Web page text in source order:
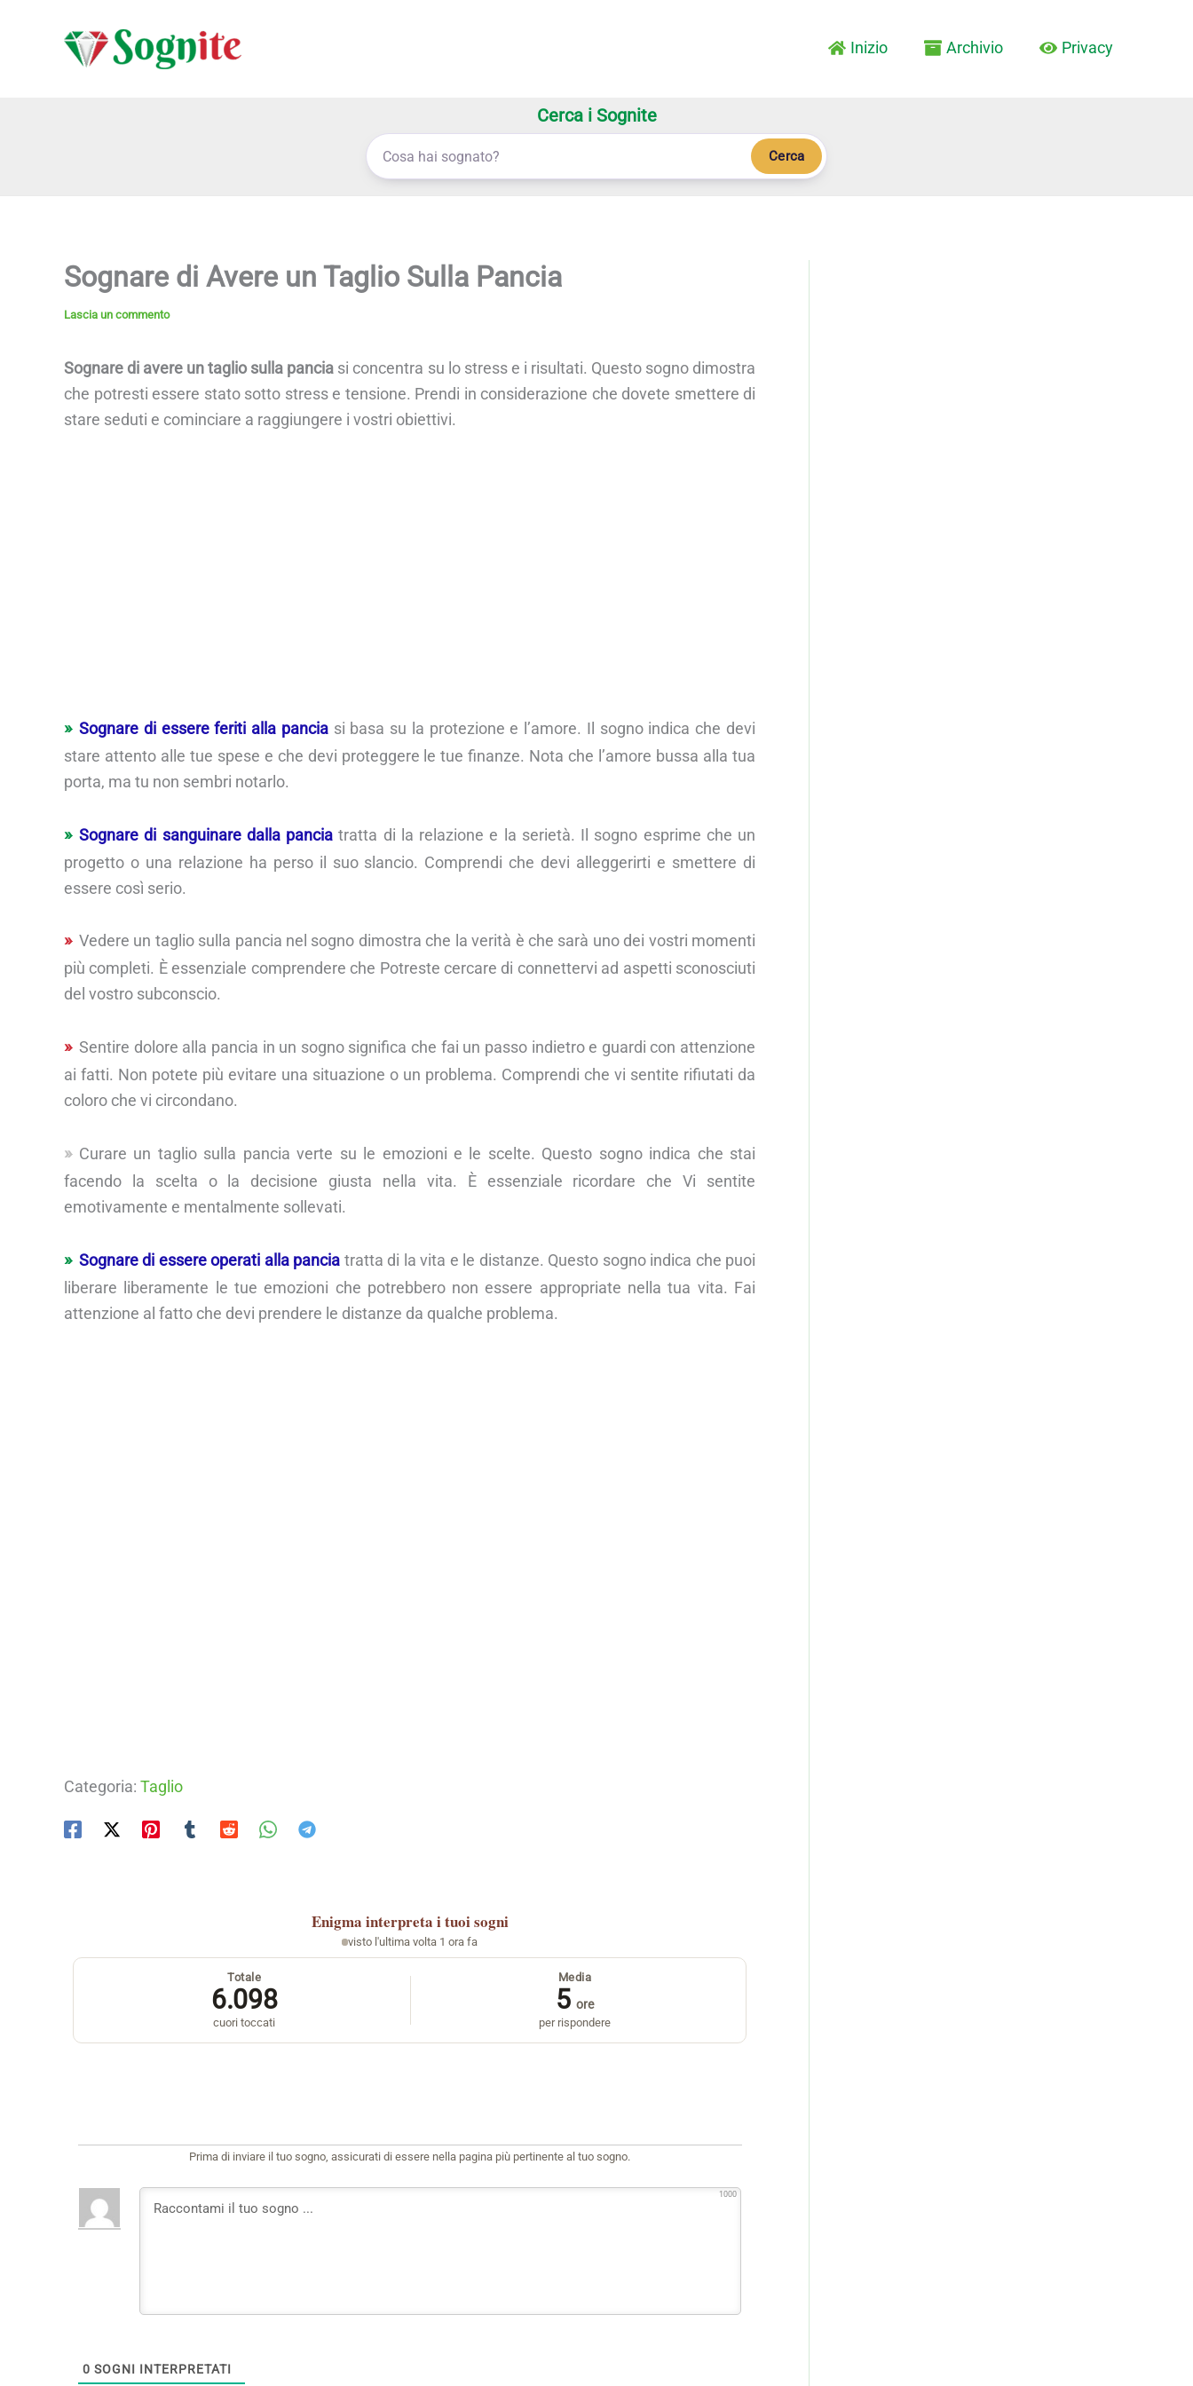
Inizio Archivio Privacy
Cerca i Sognite
Cerca
Sognare di Avere un Taglio Sulla Pancia
Lascia un commento
Sognare di avere un taglio sulla pancia si concentra su lo stress e i risultati. Questo sogno dimostra
che potresti essere stato sotto stress e tensione. Prendi in considerazione che dovete smettere di
stare seduti e cominciare a raggiungere i vostri obiettivi.
Sognare di essere feriti alla panciasi basa su la protezione e l’amore. Il sogno indica che devi
stare attento alle tue spese e che devi proteggere le tue finanze. Nota che l’amore bussa alla tua
porta, ma tu non sembri notarlo.
Sognare di sanguinare dalla pancia tratta di la relazione e la serietà. Il sogno esprime che un
progetto o una relazione ha perso il suo slancio. Comprendi che devi alleggerirti e smettere di
essere così serio.
Vedere un taglio sulla pancia nel sogno dimostra che la verità è che sarà uno dei vostri momenti
più completi. È essenziale comprendere che Potreste cercare di connettervi ad aspetti sconosciuti
del vostro subconscio.
Sentire dolore alla pancia in un sogno significa che fai un passo indietro e guardi con attenzione
ai fatti. Non potete più evitare una situazione o un problema. Comprendi che vi sentite rifiutati da
coloro che vi circondano.
Curare un taglio sulla pancia verte su le emozioni e le scelte. Questo sogno indica che stai
facendo la scelta o la decisione giusta nella vita. È essenziale ricordare che Vi sentite
emotivamente e mentalmente sollevati.
Sognare di essere operati alla pancia tratta di la vita e le distanze. Questo sogno indica che puoi
liberare liberamente le tue emozioni che potrebbero non essere appropriate nella tua vita. Fai
attenzione al fatto che devi prendere le distanze da qualche problema.
Categoria: Taglio
Enigma interpreta i tuoi sogni
visto l'ultima volta 1 ora fa
Totale
6.098
cuori toccati
Media
5 ore
per rispondere
Prima di inviare il tuo sogno, assicurati di essere nella pagina più pertinente al tuo sogno.
1000
0 SOGNI INTERPRETATI